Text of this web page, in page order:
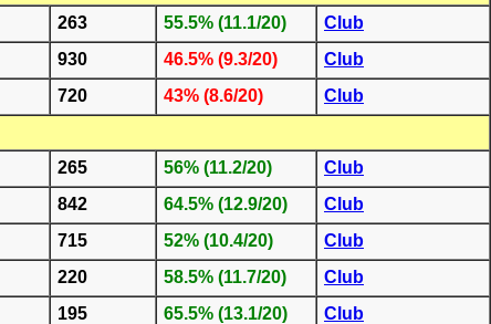
263 55.5% (11.1/20)
Club
930 46.5% (9.3/20)
Club
720 43% (8.6/20)
Club
265 56% (11.2/20)
Club
842 64.5% (12.9/20)
Club
715 52% (10.4/20)
Club
220 58.5% (11.7/20)
Club
195 65.5% (13.1/20)
Club